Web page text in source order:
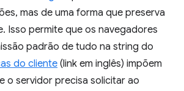
mas de uma forma que preserva
Isso permite que os navegadores
padrão de tudo na string do
do cliente (link em inglês) impõem
o servidor precisa solicitar ao